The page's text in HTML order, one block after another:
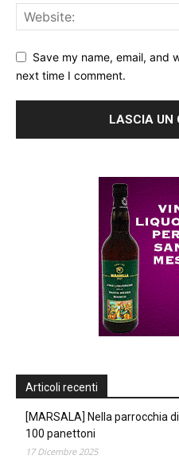
Save my name, email, and
next time I comment.
Articoli recenti
[MARSALA] Nella parrocchia
100 panettoni
17 Dicembre 2025